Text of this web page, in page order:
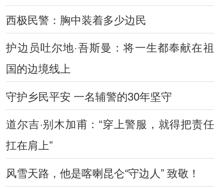
西极民警：胸中装着多少边民
护边员吐尔地·吾斯曼：将一生都奉献在祖
国的边境线上
守护乡民平安 一名辅警的30年坚守
道尔吉·别木加甫：“穿上警服，就得把责任
扛在肩上”
风雪天路，他是喀喇昆仑“守边人” 致敬！